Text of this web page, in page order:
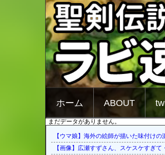
ホーム ABOUT
まだデータがありません。
【ウマ娘】海外の絵師が描いた味付け
【画像】広瀬すずさん、スケスケすぎ